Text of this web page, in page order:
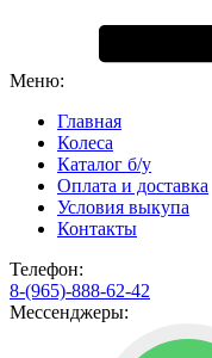
Меню:
Главная
Колеса
Каталог б/у
Оплата и доставка
Условия выкупа
Контакты
Телефон:
8-(965)-888-62-42
Мессенджеры: